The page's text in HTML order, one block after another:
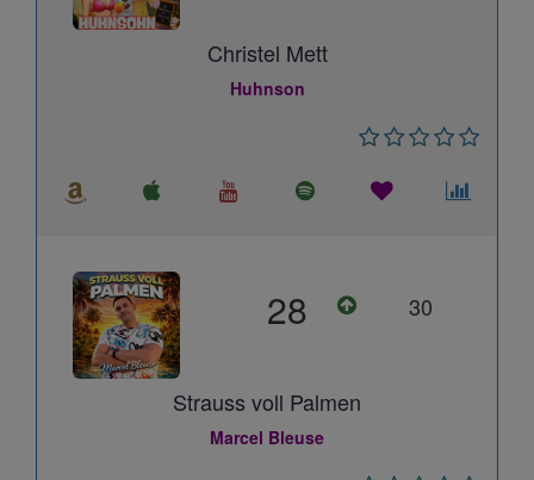
Christel Mett
Huhnson
28 30
Strauss voll Palmen
Marcel Bleuse